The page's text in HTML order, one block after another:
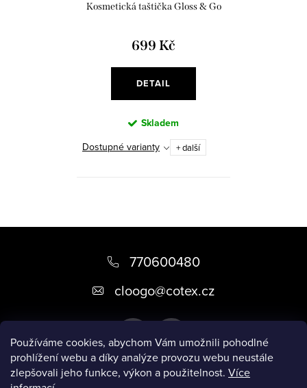
Používáme cookies, abychom Vám umožnili pohodlné
prohlížení webu a díky analýze provozu webu neustále
zlepšovali jeho funkce, výkon a použitelnost. Více
Kosmetická taštička Gloss & Go
699 Kč
DETAIL
Skladem
Dostupné varianty
+ další
t
770600480
cloogo@cotex.cz